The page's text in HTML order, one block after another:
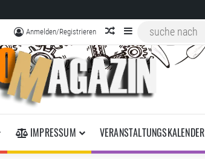
Anmelden/Registrieren zufälliger Artikel
Sidebar
IMPRESSUM VERANSTALTUNGSKALENDER